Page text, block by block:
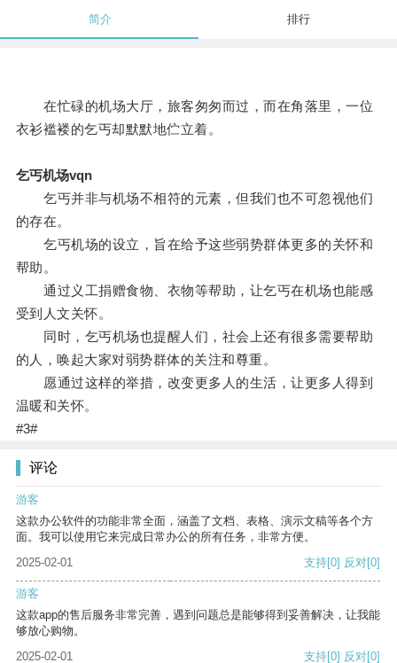
简介 排行
在忙碌的机场大厅，旅客匆匆而过，而在角落里，一位
衣衫褴褛的乞丐却默默地伫立着。
乞丐机场vqn
乞丐并非与机场不相符的元素，但我们也不可忽视他们
的存在。
乞丐机场的设立，旨在给予这些弱势群体更多的关怀和
帮助。
通过义工捐赠食物、衣物等帮助，让乞丐在机场也能感
受到人文关怀。
同时，乞丐机场也提醒人们，社会上还有很多需要帮助
的人，唤起大家对弱势群体的关注和尊重。
愿通过这样的举措，改变更多人的生活，让更多人得到
温暖和关怀。
#3#
评论
游客
这款办公软件的功能非常全面，涵盖了文档、表格、演示文稿等各个方
面。我可以使用它来完成日常办公的所有任务，非常方便。
2025-02-01
支持[0] 反对[0]
游客
这款app的售后服务非常完善，遇到问题总是能够得到妥善解决，让我能
够放心购物。
2025-02-01
支持[0] 反对[0]